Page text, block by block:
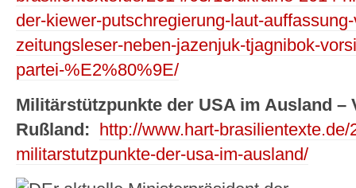
der-kiewer-putschregierung-laut-
zeitungsleser-neben-jazenjuk-tjagnibok-
partei-%E2%80%9E/
Militärstützpunkte der USA im Ausland –
Rußland:
http://www.hart-
militarstutzpunkte-der-usa-im-ausland/